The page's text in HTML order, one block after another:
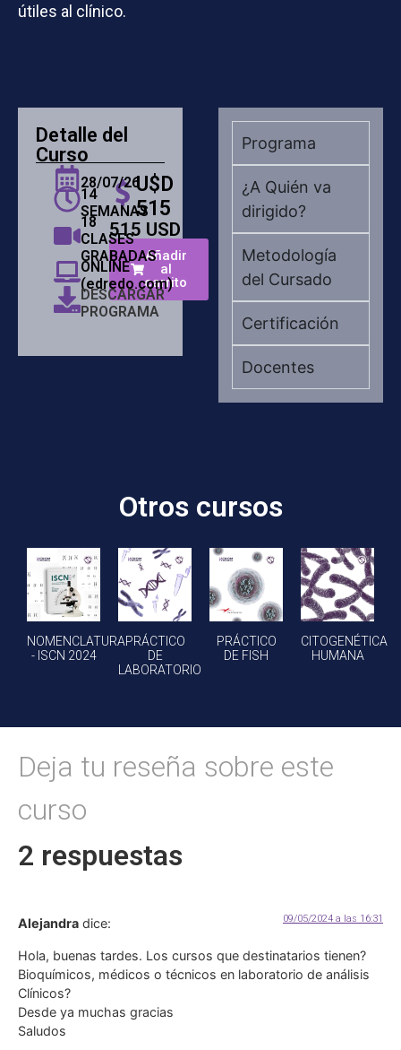
útiles al clínico.
Detalle del
Curso
U$D
515
515 USD
Añadir
al
carrito
28/07/26
14
SEMANAS
18
CLASES
GRABADAS
ONLINE
(edredo.com)
DESCARGAR
PROGRAMA
Programa
¿A Quién va
dirigido?
Metodología
del Cursado
Certificación
Docentes
Otros cursos
NOMENCLATURA
- ISCN 2024
PRÁCTICO
DE
LABORATORIO
PRÁCTICO
DE FISH
CITOGENÉTICA
HUMANA
2 respuestas
Alejandra dice: 09/05/2024 a las 16:31
Hola, buenas tardes. Los cursos que destinatarios tienen?
Bioquímicos, médicos o técnicos en laboratorio de análisis
Clínicos?
Desde ya muchas gracias
Saludos